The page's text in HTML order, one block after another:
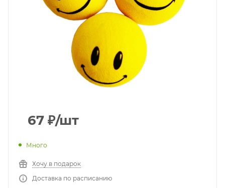
67 ₽/шт
Много
Хочу в подарок
Доставка по расписанию